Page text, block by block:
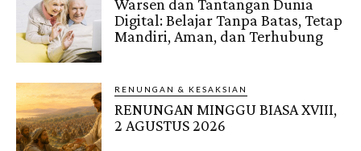
Warsen dan Tantangan Dunia
Digital: Belajar Tanpa Batas, Tetap
Mandiri, Aman, dan Terhubung
RENUNGAN & KESAKSIAN
RENUNGAN MINGGU BIASA XVIII,
2 AGUSTUS 2026